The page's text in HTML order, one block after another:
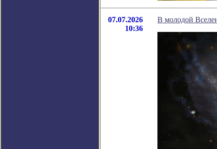
07.07.2026
10:36
В молодой